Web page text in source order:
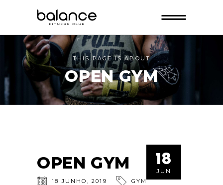
THIS PAGE IS ABOUT
OPEN GYM
18
JUN
OPEN GYM
18 JUNHO ,2019 GYM